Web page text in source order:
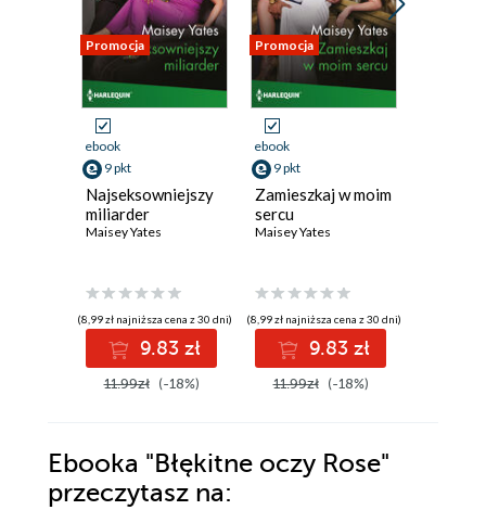
Promocja
ebook
9 pkt
Najseksowniejszy
miliarder
Maisey Yates
(8,99 zł najniższa cena z 30 dni)
9.83 zł
11.99zł (-18%)
Promocja
ebook
9 pkt
Zamieszkaj w moim
sercu
Maisey Yates
(8,99 zł najniższa cena z 30 dni)
9.83 zł
11.99zł (-18%)
Ebooka "Błękitne oczy Rose"
przeczytasz na: